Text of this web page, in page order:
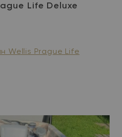
Life Deluxe
Wellis Prague Life